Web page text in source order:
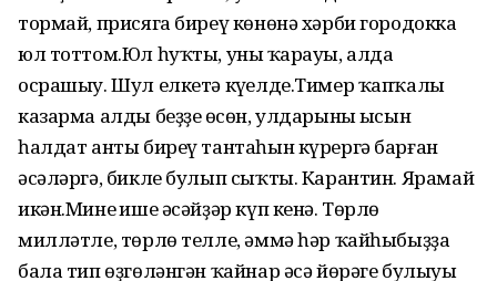
тормай, присяга биреү көнөнә хәрби городокка
юл тоттом.Юл һуҡты, уның ҡарауы, алда
осрашыу. Шул елкетә күңелде.Тимер ҡапҡалы
казарма алды беҙҙең өсөн, улдарының ысын
һалдат анты биреү тантаһын күрергә барған
әсәләргә, бикле булып сыҡты. Карантин. Ярамай
икән.Минең ише әсәйҙәр күп кенә. Төрлө
милләтле, төрлө телле, әммә һәр ҡайһыбыҙҙа
бала тип өҙгөләнгән ҡайнар әсә йөрәге булыуы